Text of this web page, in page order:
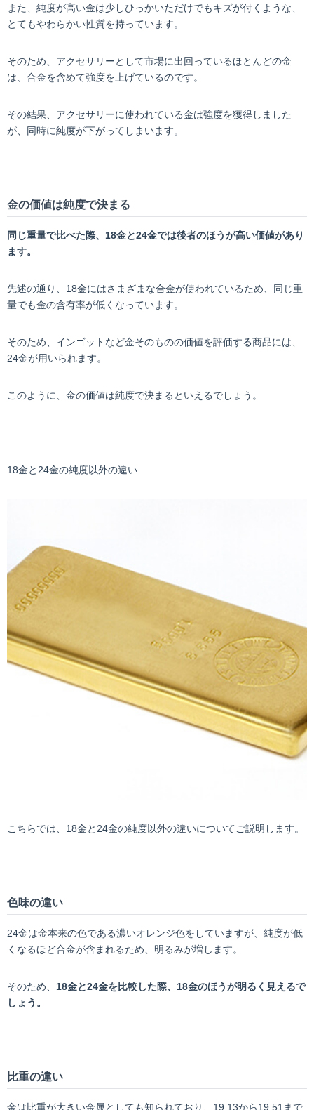
また、純度が高い金は少しひっかいただけでもキズが付くような、
とてもやわらかい性質を持っています。
そのため、アクセサリーとして市場に出回っているほとんどの金
は、合金を含めて強度を上げているのです。
その結果、アクセサリーに使われている金は強度を獲得しました
が、同時に純度が下がってしまいます。
金の価値は純度で決まる
同じ重量で比べた際、18金と24金では後者のほうが高い価値があり
ます。
先述の通り、18金にはさまざまな合金が使われているため、同じ重
量でも金の含有率が低くなっています。
そのため、インゴットなど金そのものの価値を評価する商品には、
24金が用いられます。
このように、金の価値は純度で決まるといえるでしょう。
18金と24金の純度以外の違い
こちらでは、18金と24金の純度以外の違いについてご説明します。
色味の違い
24金は金本来の色である濃いオレンジ色をしていますが、純度が低
くなるほど合金が含まれるため、明るみが増します。
そのため、 18金と24金を比較した際、18金のほうが明るく見えるで
しょう。
比重の違い
金は比重が大きい金属としても知られており、19.13から19.51まで